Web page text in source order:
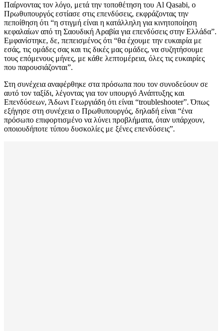
Παίρνοντας τον λόγο, μετά την τοποθέτηση του Al Qasabi, ο
Πρωθυπουργός εστίασε στις επενδύσεις, εκφράζοντας την
πεποίθηση ότι “η στιγμή είναι η κατάλληλη για κινητοποίηση
κεφαλαίων από τη Σαουδική Αραβία για επενδύσεις στην Ελλάδα”.
Εμφανίστηκε, δε, πεπεισμένος ότι “θα έχουμε την ευκαιρία με
εσάς, τις ομάδες σας και τις δικές μας ομάδες, να συζητήσουμε
τους επόμενους μήνες, με κάθε λεπτομέρεια, όλες τις ευκαιρίες
που παρουσιάζονται”.
Στη συνέχεια αναφέρθηκε στα πρόσωπα που τον συνοδεύουν σε
αυτό τον ταξίδι, λέγοντας για τον υπουργό Ανάπτυξης και
Επενδύσεων, Άδωνι Γεωργιάδη ότι είναι “troubleshooter”. Όπως
εξήγησε στη συνέχεια ο Πρωθυπουργός, δηλαδή είναι “ένα
πρόσωπο επιφορτισμένο να λύνει προβλήματα, όταν υπάρχουν,
οποιουδήποτε τύπου δυσκολίες με ξένες επενδύσεις”.